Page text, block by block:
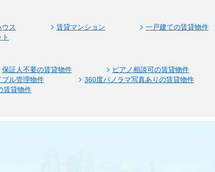
ウス 賃貸マンション 一戸建ての賃貸物件
保証人不要の賃貸物件 ピアノ相談可の賃貸物件
ブル管理物件 360度パノラマ写真ありの賃貸物件
賃貸物件